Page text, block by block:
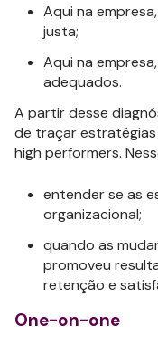
Aqui na
justa;
Aqui na
adequados.
A partir desse
de traçar
high performers.
entender se as
organizacional;
quando as
promoveu
retenção e
One-on-one